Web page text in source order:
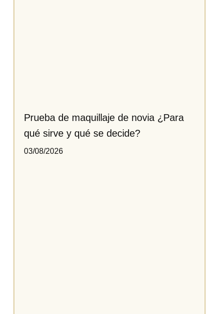
Prueba de maquillaje de novia ¿Para
qué sirve y qué se decide?
03/08/2026